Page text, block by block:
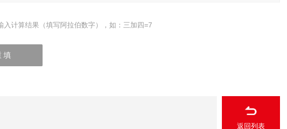
入计算结果（填写阿拉伯数字），如：三加四=7
返回列表